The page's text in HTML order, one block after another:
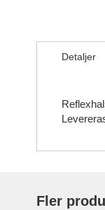
images
galleryDetaljer
Fler